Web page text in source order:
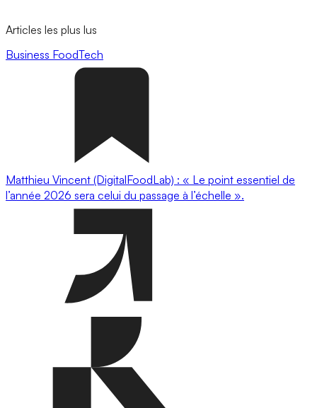
Articles les plus lus
Business FoodTech
Matthieu Vincent (DigitalFoodLab) : « Le point essentiel de
l’année 2026 sera celui du passage à l’échelle ».